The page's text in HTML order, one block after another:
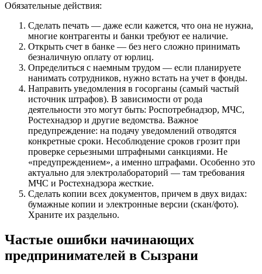
Обязательные действия:
Сделать печать — даже если кажется, что она не нужна,
многие контрагенты и банки требуют ее наличие.
Открыть счет в банке — без него сложно принимать
безналичную оплату от юрлиц.
Определиться с наемным трудом — если планируете
нанимать сотрудников, нужно встать на учет в фонды.
Направить уведомления в госорганы (самый частый
источник штрафов). В зависимости от рода
деятельности это могут быть: Роспотребнадзор, МЧС,
Ростехнадзор и другие ведомства. Важное
предупреждение: на подачу уведомлений отводятся
конкретные сроки. Несоблюдение сроков грозит при
проверке серьезными штрафными санкциями. Не
«предупреждением», а именно штрафами. Особенно это
актуально для электролабораторий — там требования
МЧС и Ростехнадзора жесткие.
Сделать копии всех документов, причем в двух видах:
бумажные копии и электронные версии (скан/фото).
Храните их раздельно.
Частые ошибки начинающих
предпринимателей в Сызрани